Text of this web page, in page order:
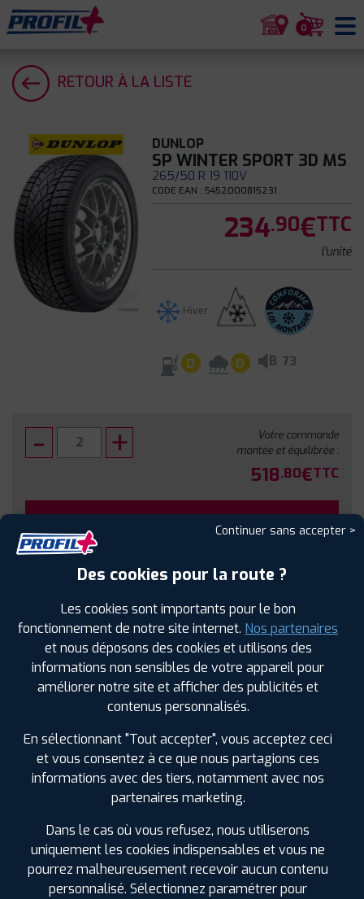
0
RETOUR À LA LISTE
DUNLOP
SP WINTER SPORT 3D MS
265/50 R 19 110V
CODE EAN : 5452000815231
234.90€TTC
l'unité
Hiver
D D B 73
Votre commande
montée et équilibrée :
518.80€TTC
Sous réserve de disponibilité en agence
SPÉCIFICATIONS AVIS CLIENTS ÉTIQUETAGE
Continuer sans accepter >
Des cookies pour la route ?
Les cookies sont importants pour le bon
fonctionnement de notre site internet. Nos partenaires
et nous déposons des cookies et utilisons des
informations non sensibles de votre appareil pour
améliorer notre site et afficher des publicités et
contenus personnalisés.
En sélectionnant "Tout accepter", vous acceptez ceci
et vous consentez à ce que nous partagions ces
informations avec des tiers, notamment avec nos
partenaires marketing.
Dans le cas où vous refusez, nous utiliserons
uniquement les cookies indispensables et vous ne
pourrez malheureusement recevoir aucun contenu
personnalisé. Sélectionnez paramétrer pour